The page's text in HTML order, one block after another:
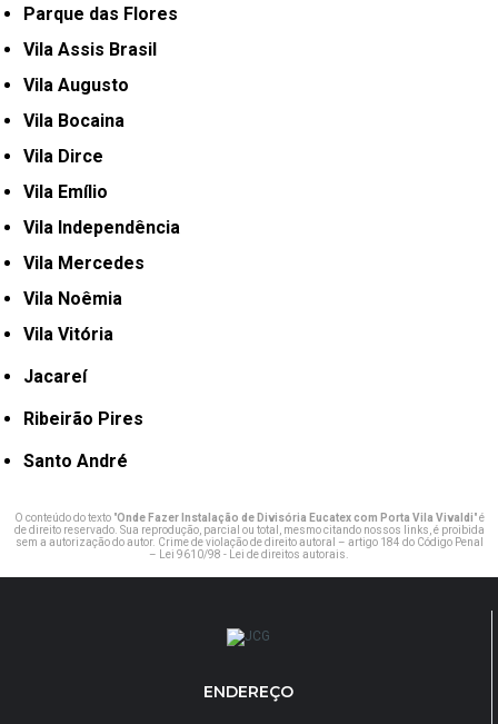
Parque das Flores
Vila Assis Brasil
Vila Augusto
Vila Bocaina
Vila Dirce
Vila Emílio
Vila Independência
Vila Mercedes
Vila Noêmia
Vila Vitória
Jacareí
Ribeirão Pires
Santo André
O conteúdo do texto "Onde Fazer Instalação de Divisória Eucatex com Porta Vila Vivaldi" é
de direito reservado. Sua reprodução, parcial ou total, mesmo citando nossos links, é proibida
sem a autorização do autor. Crime de violação de direito autoral – artigo 184 do Código Penal
– Lei 9610/98 - Lei de direitos autorais.
ENDEREÇO